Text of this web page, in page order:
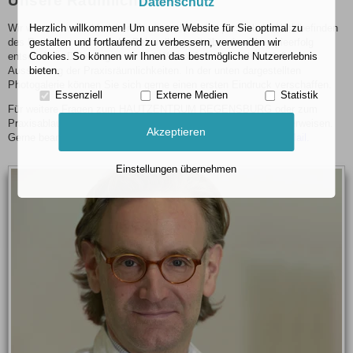
Wir wissen aus zahlreichen Studien, dass das persönliche Wohlbefinden
des Patienten während der Behandlung mit über den Therapieerfolg
entscheidet. Daher legen wir viel Wert auf die Auswahl und die
Ausstattung der Praxisräumlichkeiten. In der unten dargestellten
Photogalerie können Sie sich gerne einen ersten Eindruck verschaffen.
Für weitere Fragen zum HAUTZENTRUM REGENSBURG oder zum
Praxisablauf
Gerne beantworten wir Fragen vorab auch per Telefon oder
Herzlich willkommen! Um unsere Website für Sie optimal zu
gestalten und fortlaufend zu verbessern, verwenden wir
Cookies. So können wir Ihnen das bestmögliche Nutzererlebnis
bieten.
Essenziell Externe Medien Statistik
Akzeptieren
Einstellungen übernehmen